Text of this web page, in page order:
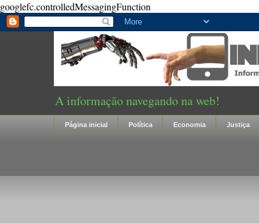
googlefc.controlledMessagingFunction
A informação navegando na web!
Página inicial Política Economia Justiça